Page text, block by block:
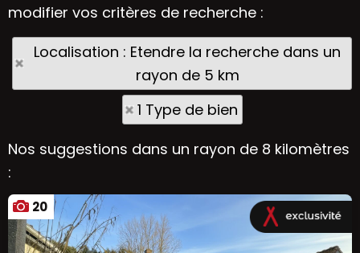
modifier vos critères de recherche :
Localisation : Etendre la recherche dans un
rayon de 5 km
1 Type de bien
Nos suggestions dans un rayon de 8 kilomètres
:
20